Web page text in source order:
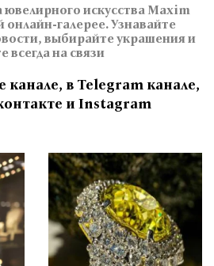
ювелирного искусства Maxim
галерее. Узнавайте
выбирайте украшения и
всегда на связи
в Telegram канале,
и Instagram